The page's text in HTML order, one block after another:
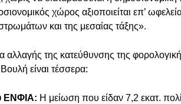
χώρος αξιοποιείται επ’
και της μεσαίας τάξης».
αλλαγής της κατεύθυνσης της
είναι τέσσερα:
ΕΝΦΙΑ: Η μείωση που είδαν 7,2 εκατ.